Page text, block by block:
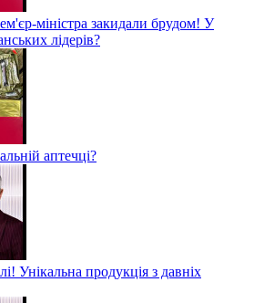
міністра закидали брудом! У
лідерів?
аптечці?
Унікальна продукція з давніх